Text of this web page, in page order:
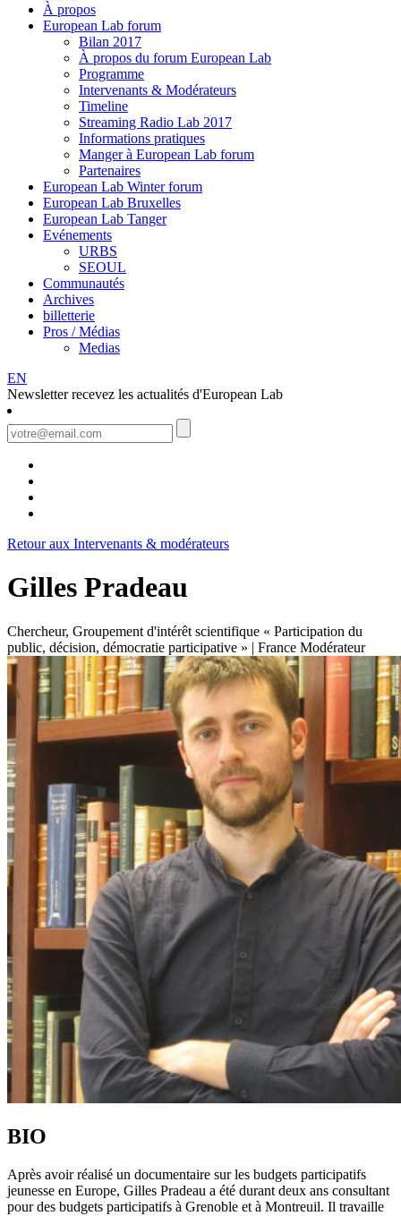
À propos
European Lab forum
Bilan 2017
À propos du forum European Lab
Programme
Intervenants & Modérateurs
Timeline
Streaming Radio Lab 2017
Informations pratiques
Manger à European Lab forum
Partenaires
European Lab Winter forum
European Lab Bruxelles
European Lab Tanger
Evénements
URBS
SEOUL
Communautés
Archives
billetterie
Pros / Médias
Medias
EN
Newsletter recevez les actualités d'European Lab
Retour aux Intervenants & modérateurs
Gilles Pradeau
Chercheur, Groupement d'intérêt scientifique « Participation du
public, décision, démocratie participative » | France Modérateur
BIO
Après avoir réalisé un documentaire sur les budgets participatifs
jeunesse en Europe, Gilles Pradeau a été durant deux ans consultant
pour des budgets participatifs à Grenoble et à Montreuil. Il travaille